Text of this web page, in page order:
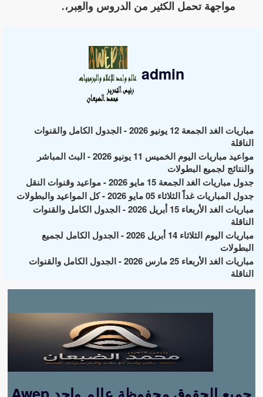
مواجهة تحمل الكثير من الدروس والعِبر،.
admin
مباريات الغد الجمعة 12 يونيو 2026 - الجدول الكامل والقنوات
الناقلة
مواعيد مباريات اليوم الخميس 11 يونيو 2026 - البث المباشر
والنتائج لجميع البطولات
جدول مباريات الغد الجمعة 15 مايو 2026 - مواعيد وقنوات النقل
جدول المباريات غداً الثلاثاء 05 مايو 2026 - كل المواعيد والبطولات
مباريات الغد الأربعاء 15 أبريل 2026 - الجدول الكامل والقنوات
الناقلة
مباريات اليوم الثلاثاء 14 أبريل 2026 - الجدول الكامل لجميع
البطولات
مباريات الغد الأربعاء 25 مارس 2026 - الجدول الكامل والقنوات
الناقلة